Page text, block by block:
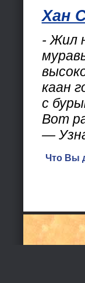
Хан
- Жил
каан
с
Вот
—
Что Вы